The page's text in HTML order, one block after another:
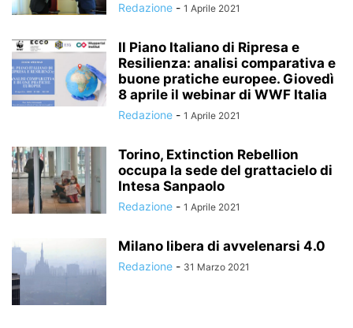
Redazione - 1 Aprile 2021
Il Piano Italiano di Ripresa e
Resilienza: analisi comparativa e
buone pratiche europee. Giovedì
8 aprile il webinar di WWF Italia
Redazione - 1 Aprile 2021
Torino, Extinction Rebellion
occupa la sede del grattacielo di
Intesa Sanpaolo
Redazione - 1 Aprile 2021
Milano libera di avvelenarsi 4.0
Redazione - 31 Marzo 2021